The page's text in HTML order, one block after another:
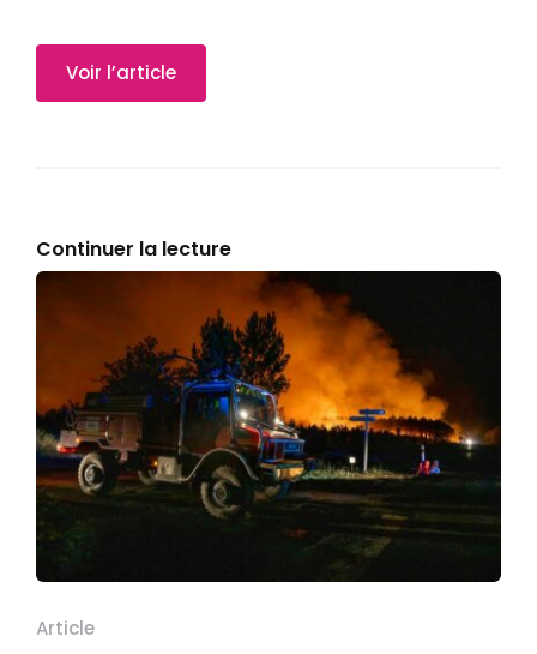
Voir l’article
Continuer la lecture
Article